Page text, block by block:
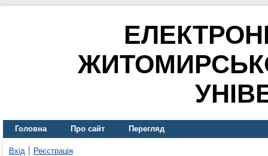
Головна Про сайт Перегляд
Вхід Реєстрація